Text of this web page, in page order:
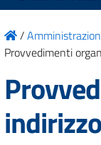
/
Provvedimenti